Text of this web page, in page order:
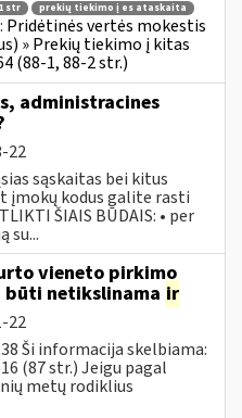
str prekių tiekimo į es ataskaita
Pridėtinės vertės mokestis
» Prekių tiekimo į kitas
(88-1, 88-2 str.)
administracines
22
sąskaitas bei kitus
įmokų kodus galite rasti
ŠIAIS BŪDAIS: • per
su...
vieneto pirkimo
būti netikslinama ir
22
Ši informacija skelbiama:
(87 str.) Jeigu pagal
metų rodiklius